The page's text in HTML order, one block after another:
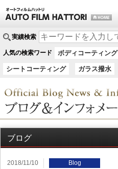
実績検索
人気の検索ワード ボディコーティング
シートコーティング ガラス撥水
ブログ
2018/11/10 Blog